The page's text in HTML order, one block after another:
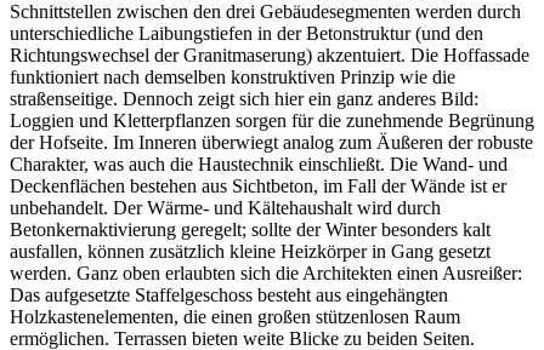
Schnittstellen zwischen den drei Gebäudesegmenten werden durch
unterschiedliche Laibungstiefen in der Betonstruktur (und den
Richtungswechsel der Granitmaserung) akzentuiert. Die Hoffassade
funktioniert nach demselben konstruktiven Prinzip wie die
straßenseitige. Dennoch zeigt sich hier ein ganz anderes Bild:
Loggien und Kletterpflanzen sorgen für die zunehmende Begrünung
der Hofseite. Im Inneren überwiegt analog zum Äußeren der robuste
Charakter, was auch die Haustechnik einschließt. Die Wand- und
Deckenflächen bestehen aus Sichtbeton, im Fall der Wände ist er
unbehandelt. Der Wärme- und Kältehaushalt wird durch
Betonkernaktivierung geregelt; sollte der Winter besonders kalt
ausfallen, können zusätzlich kleine Heizkörper in Gang gesetzt
werden. Ganz oben erlaubten sich die Architekten einen Ausreißer:
Das aufgesetzte Staffelgeschoss besteht aus eingehängten
Holzkastenelementen, die einen großen stützenlosen Raum
ermöglichen. Terrassen bieten weite Blicke zu beiden Seiten.